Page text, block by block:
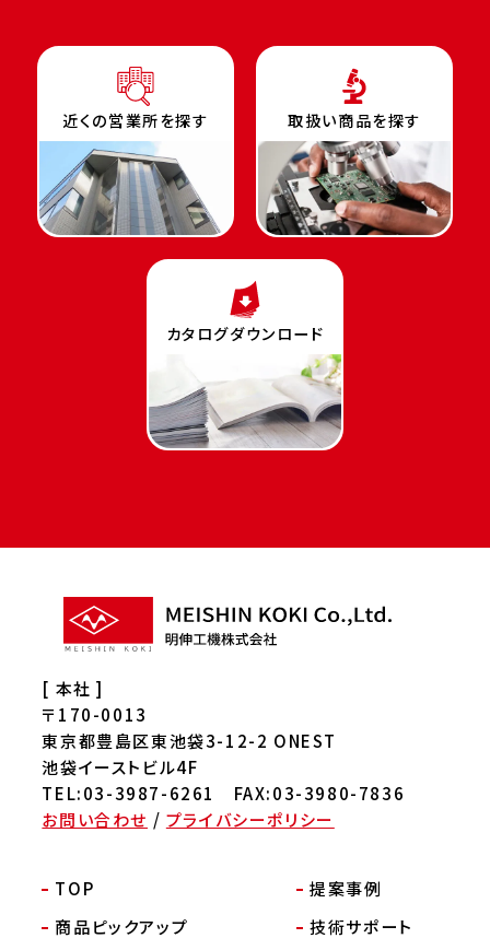
近くの営業所を探す 取扱い商品を探す
カタログダウンロード
[ 本社 ]
〒170-0013
東京都豊島区東池袋3-12-2 ONEST
池袋イーストビル4F
TEL:03-3987-6261 FAX:03-3980-7836
お問い合わせ / プライバシーポリシー
TOP
提案事例
商品ピックアップ
技術サポート